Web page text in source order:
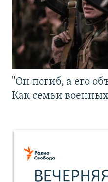
"Он погиб, а его
Как семьи